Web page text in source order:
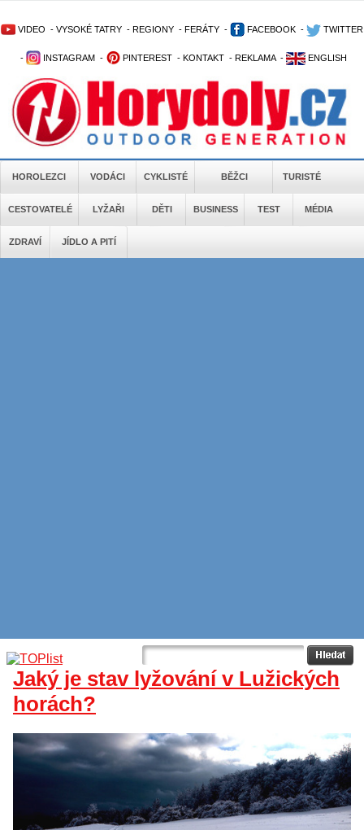
VIDEO - VYSOKÉ TATRY - REGIONY - FERÁTY - FACEBOOK - TWITTER
- INSTAGRAM - PINTEREST - KONTAKT - REKLAMA - ENGLISH
HOROLEZCI VODÁCI CYKLISTÉ BĚŽCI TURISTÉ
CESTOVATELÉ LYŽAŘI DĚTI BUSINESS TEST MÉDIA
ZDRAVÍ JÍDLO A PITÍ
Jaký je stav lyžování v Lužických
horách?